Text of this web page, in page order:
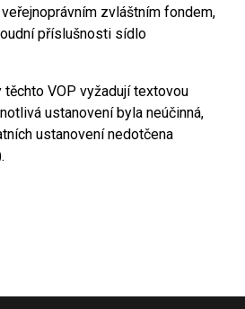
zvláštním fondem,
příslušnosti sídlo
těchto VOP vyžadují textovou
ustanovení byla neúčinná,
ustanovení nedotčena